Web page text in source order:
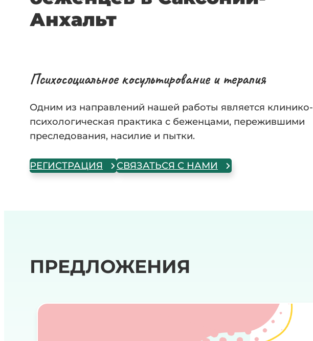
Анхальт
Психосоциальное косультирование и терапия
Одним из направлений нашей работы является клинико-
психологическая практика с беженцами, пережившими
преследования, насилие и пытки.
РЕГИСТРАЦИЯ СВЯЗАТЬСЯ С НАМИ
ПРЕДЛОЖЕНИЯ